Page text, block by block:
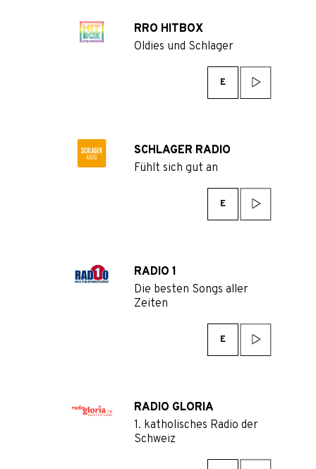
RRO HITBOX
Oldies und Schlager
E
SCHLAGER RADIO
Fühlt sich gut an
E
RADIO 1
Die besten Songs aller
Zeiten
E
RADIO GLORIA
1. katholisches Radio der
Schweiz